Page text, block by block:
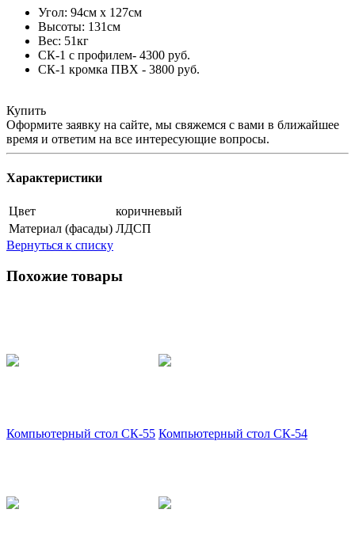
Угол: 94см х 127см
Высоты: 131см
Вес: 51кг
СК-1 с профилем- 4300 руб.
СК-1 кромка ПВХ - 3800 руб.
Купить
Оформите заявку на сайте, мы свяжемся с вами в ближайшее
время и ответим на все интересующие вопросы.
Характеристики
Цвет
коричневый
Материал (фасады) ЛДСП
Вернуться к списку
Похожие товары
Компьютерный стол СК-55 Компьютерный стол СК-54